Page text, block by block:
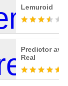
Lemuroid
Predictor
Real